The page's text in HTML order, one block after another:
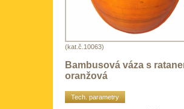
(kat.č.10063)
Bambusová váza s
oranžová
Tech. parametry